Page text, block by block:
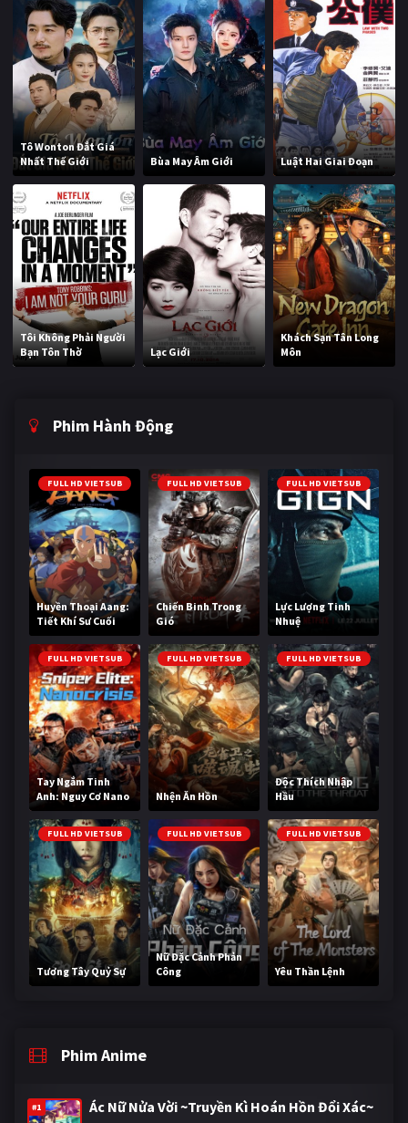
Tô Wonton Đắt Giá
Nhất Thế Giới
Bùa May Âm Giới Luật Hai Giai Đoạn
Tôi Không Phải Người
Bạn Tôn Thờ
Lạc Giới
Khách Sạn Tân Long
Môn
Phim Hành Động
FULL HD VIETSUB
Huyền Thoại Aang:
Tiết Khí Sư Cuối
Cùng
FULL HD VIETSUB
Chiến Binh Trong
Gió
FULL HD VIETSUB
Lực Lượng Tinh
Nhuệ
FULL HD VIETSUB
Tay Ngắm Tinh
Anh: Nguy Cơ Nano
FULL HD VIETSUB
Nhện Ăn Hồn
FULL HD VIETSUB
Độc Thích Nhập
Hầu
FULL HD VIETSUB
Tương Tây Quỷ Sự
FULL HD VIETSUB
Nữ Đặc Cảnh Phản
Công
FULL HD VIETSUB
Yêu Thần Lệnh
Phim Anime
#1 Ác Nữ Nửa Vời ~Truyền Kì Hoán Hồn Đổi Xác~